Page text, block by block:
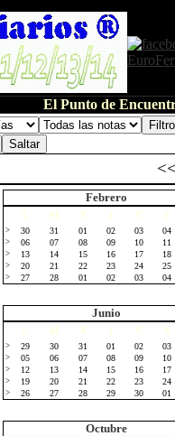
El Punto de
Febrero
M X J V S
> 30 31 01 02 03 04
> 06 07 08 09 10 11
> 13 14 15 16 17 18
> 20 21 22 23 24 25
> 27 28 01 02 03 04
Junio
M X J V S
> 29 30 31 01 02 03
> 05 06 07 08 09 10
> 12 13 14 15 16 17
> 19 20 21 22 23 24
> 26 27 28 29 30 01
Octubre